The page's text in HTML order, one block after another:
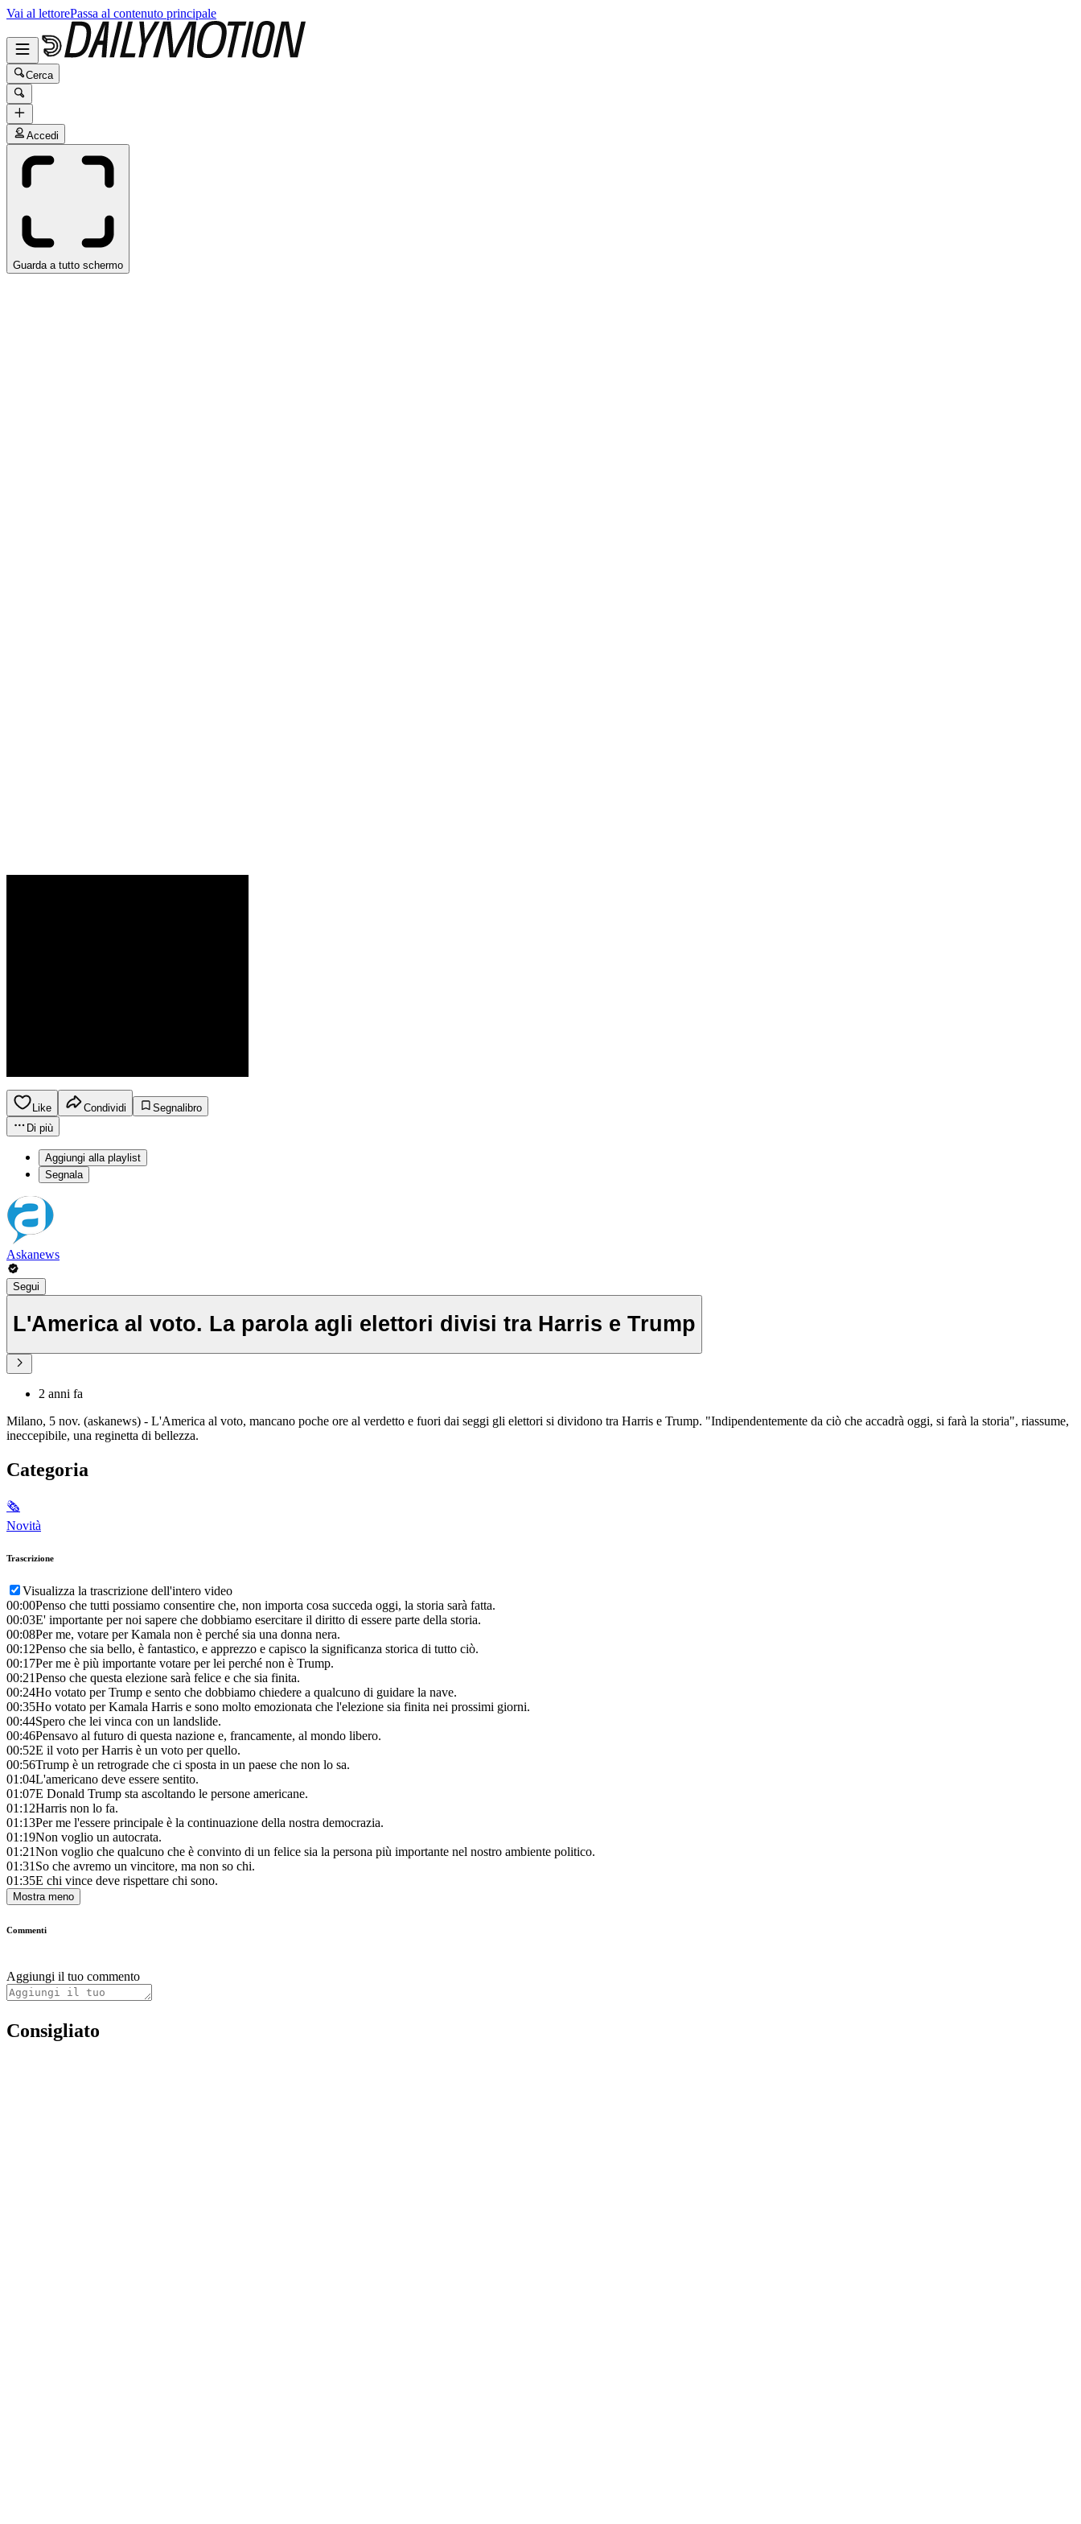
Vai al lettorePassa al contenuto principale
Cerca
Accedi
Guarda a tutto schermo
Like Condividi
Segnalibro
Di più
Aggiungi alla playlist
Segnala
Askanews
Segui
L'America al voto. La parola agli elettori divisi tra Harris e Trump
2 anni fa
Milano, 5 nov. (askanews) - L'America al voto, mancano poche ore al verdetto e fuori dai seggi gli elettori si dividono tra Harris e Trump. "Indipendentemente da ciò che accadrà oggi, si farà la storia", riassume,
ineccepibile, una reginetta di bellezza.
Categoria
🗞
Novità
Trascrizione
Visualizza la trascrizione dell'intero video
00:00Penso che tutti possiamo consentire che, non importa cosa succeda oggi, la storia sarà fatta.
00:03E' importante per noi sapere che dobbiamo esercitare il diritto di essere parte della storia.
00:08Per me, votare per Kamala non è perché sia una donna nera.
00:12Penso che sia bello, è fantastico, e apprezzo e capisco la significanza storica di tutto ciò.
00:17Per me è più importante votare per lei perché non è Trump.
00:21Penso che questa elezione sarà felice e che sia finita.
00:24Ho votato per Trump e sento che dobbiamo chiedere a qualcuno di guidare la nave.
00:35Ho votato per Kamala Harris e sono molto emozionata che l'elezione sia finita nei prossimi giorni.
00:44Spero che lei vinca con un landslide.
00:46Pensavo al futuro di questa nazione e, francamente, al mondo libero.
00:52E il voto per Harris è un voto per quello.
00:56Trump è un retrograde che ci sposta in un paese che non lo sa.
01:04L'americano deve essere sentito.
01:07E Donald Trump sta ascoltando le persone americane.
01:12Harris non lo fa.
01:13Per me l'essere principale è la continuazione della nostra democrazia.
01:19Non voglio un autocrata.
01:21Non voglio che qualcuno che è convinto di un felice sia la persona più importante nel nostro ambiente politico.
01:31So che avremo un vincitore, ma non so chi.
01:35E chi vince deve rispettare chi sono.
Mostra meno
Commenti
Aggiungi il tuo commento
Consigliato